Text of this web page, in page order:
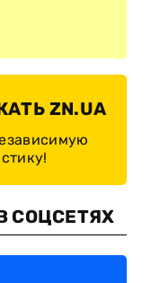
ZN.UA
СОЦСЕТЯХ